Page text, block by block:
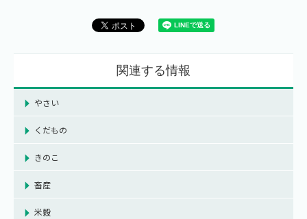
関連する情報
やさい
くだもの
きのこ
畜産
米穀